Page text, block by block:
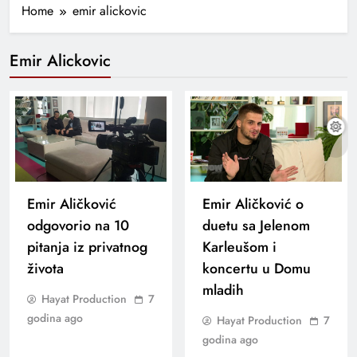
Home emir alickovic
Emir Alickovic
Emir Aličković
odgovorio na 10
pitanja iz privatnog
života
Hayat Production
7
godina ago
Emir Aličković o
duetu sa Jelenom
Karleušom i
koncertu u Domu
mladih
Hayat Production
7
godina ago